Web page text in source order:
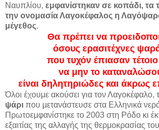
Ναυπλίου, εμφανίστηκαν σε κοπάδι, τα
την ονομασία Λαγοκέφαλος η
μέγεθος.
Θα πρέπει να
όσους ερασιτέχνες
που τυχόν έπιασαν
να μην το
είναι δηλητηριώδες και άκρως
Όλοι έχουμε ακούσει για τον Λαγοκέφαλο,
ψάρι που μετανάστευσε στα Ελληνικά
Πρωτοεμφανίστηκε το 2003 στη Ρόδο κι
εξαιτίας της αλλαγής της θερμοκρασίας